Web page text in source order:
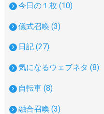
今日の１枚 (10)
儀式召喚 (3)
日記 (27)
気になるウェブネタ (8)
自転車 (8)
融合召喚 (3)